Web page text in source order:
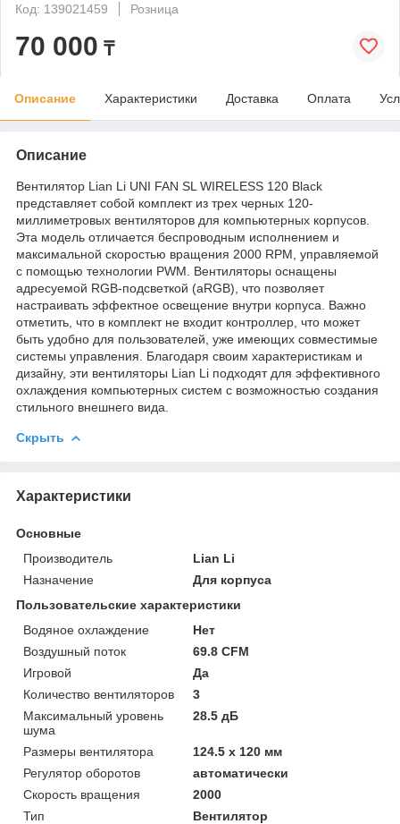
Код: 139021459
Розница
70 000 ₸
Описание Характеристики Доставка Оплата
Описание
Вентилятор Lian Li UNI FAN SL WIRELESS 120 Black
представляет собой комплект из трех черных 120-
миллиметровых вентиляторов для компьютерных корпусов.
Эта модель отличается беспроводным исполнением и
максимальной скоростью вращения 2000 RPM, управляемой
с помощью технологии PWM. Вентиляторы оснащены
адресуемой RGB-подсветкой (aRGB), что позволяет
настраивать эффектное освещение внутри корпуса. Важно
отметить, что в комплект не входит контроллер, что может
быть удобно для пользователей, уже имеющих совместимые
системы управления. Благодаря своим характеристикам и
дизайну, эти вентиляторы Lian Li подходят для эффективного
охлаждения компьютерных систем с возможностью создания
стильного внешнего вида.
Скрыть
Характеристики
Основные
Производитель
Lian Li
Назначение
Для корпуса
Пользовательские характеристики
Водяное охлаждение
Нет
Воздушный поток
69.8 CFM
Игровой
Да
Количество вентиляторов
3
Максимальный уровень
шума
28.5 дБ
Размеры вентилятора
124.5 x 120 мм
Регулятор оборотов
автоматически
Скорость вращения
2000
Тип
Вентилятор